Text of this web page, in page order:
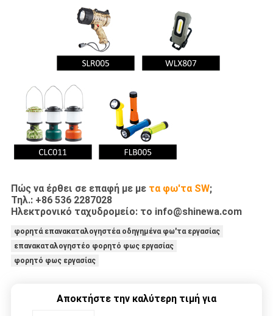
Πώς να έρθει σε επαφή με με τα φω'τα SW;
Τηλ.: +86 536 2287028
Ηλεκτρονικό ταχυδρομείο: το info@shinewa.com
φορητά επανακαταλογηστέα οδηγημένα φω'τα εργασίας
επανακαταλογηστέο φορητό φως εργασίας
φορητό φως εργασίας
Αποκτήστε την καλύτερη τιμή για